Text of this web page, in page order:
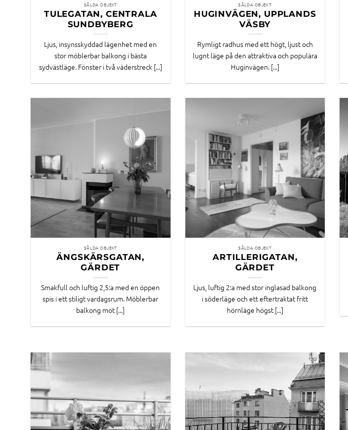
SÅLDA OBJEKT
TULEGATAN, CENTRALA
SUNDBYBERG
Ljus, insynsskyddad lägenhet med en
stor möblerbar balkong i bästa
sydvästläge. Fönster i två väderstreck [...]
SÅLDA OBJEKT
HUGINVÄGEN, UPPLANDS
VÄSBY
Rymligt radhus med ett högt, ljust och
lugnt läge på den attraktiva och populära
Huginvägen. [...]
SÅLDA OBJEKT
ÄNGSKÄRSGATAN,
GÄRDET
Smakfull och luftig 2,5:a med en öppen
spis i ett stiligt vardagsrum. Möblerbar
balkong mot [...]
SÅLDA OBJEKT
ARTILLERIGATAN,
GÄRDET
Ljus, luftig 2:a med stor inglasad balkong
i söderläge och ett eftertraktat fritt
hörnläge högst [...]